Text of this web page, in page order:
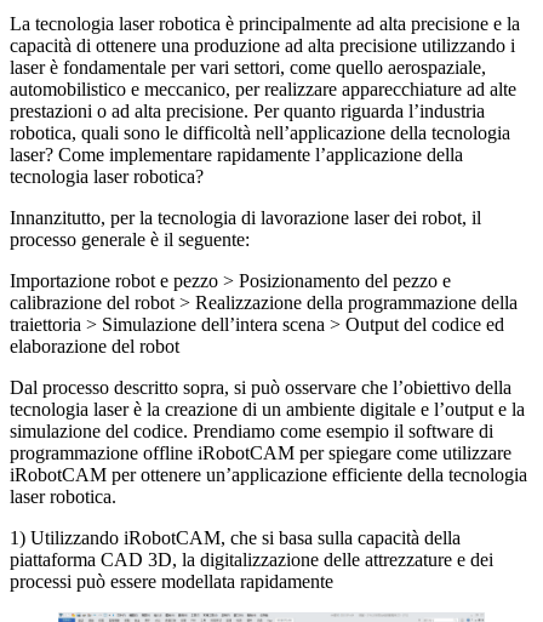
La tecnologia laser robotica è principalmente ad alta precisione e la
capacità di ottenere una produzione ad alta precisione utilizzando i
laser è fondamentale per vari settori, come quello aerospaziale,
automobilistico e meccanico, per realizzare apparecchiature ad alte
prestazioni o ad alta precisione. Per quanto riguarda l’industria
robotica, quali sono le difficoltà nell’applicazione della tecnologia
laser? Come implementare rapidamente l’applicazione della
tecnologia laser robotica?
Innanzitutto, per la tecnologia di lavorazione laser dei robot, il
processo generale è il seguente:
Importazione robot e pezzo > Posizionamento del pezzo e
calibrazione del robot > Realizzazione della programmazione della
traiettoria > Simulazione dell’intera scena > Output del codice ed
elaborazione del robot
Dal processo descritto sopra, si può osservare che l’obiettivo della
tecnologia laser è la creazione di un ambiente digitale e l’output e la
simulazione del codice. Prendiamo come esempio il software di
programmazione offline iRobotCAM per spiegare come utilizzare
iRobotCAM per ottenere un’applicazione efficiente della tecnologia
laser robotica.
1) Utilizzando iRobotCAM, che si basa sulla capacità della
piattaforma CAD 3D, la digitalizzazione delle attrezzature e dei
processi può essere modellata rapidamente